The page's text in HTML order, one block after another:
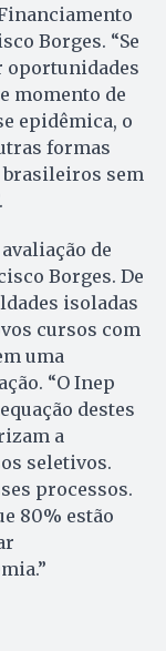
Borges. “Se
oportunidades
momento de
epidêmica, o
formas
brasileiros sem
de
Borges. De
isoladas
cursos com
uma
“O Inep
destes
a
seletivos.
processos.
80% estão